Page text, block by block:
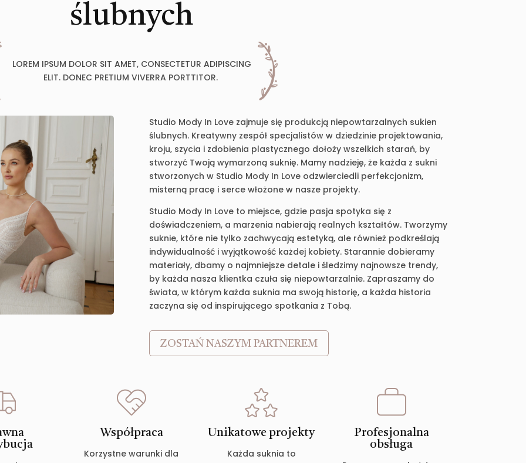
ślubnych
LOREM IPSUM DOLOR SIT AMET, CONSECTETUR ADIPISCING
ELIT. DONEC PRETIUM VIVERRA PORTTITOR.
Studio Mody In Love zajmuje się produkcją niepowtarzalnych sukien
ślubnych. Kreatywny zespół specjalistów w dziedzinie projektowania,
kroju, szycia i zdobienia plastycznego dołoży wszelkich starań, by
stworzyć Twoją wymarzoną suknię. Mamy nadzieję, że każda z sukni
stworzonych w Studio Mody In Love odzwierciedli perfekcjonizm,
misterną pracę i serce włożone w nasze projekty.
Studio Mody In Love to miejsce, gdzie pasja spotyka się z
doświadczeniem, a marzenia nabierają realnych kształtów. Tworzymy
suknie, które nie tylko zachwycają estetyką, ale również podkreślają
indywidualność i wyjątkowość każdej kobiety. Starannie dobieramy
materiały, dbamy o najmniejsze detale i śledzimy najnowsze trendy,
by każda nasza klientka czuła się niepowtarzalnie. Zapraszamy do
świata, w którym każda suknia ma swoją historię, a każda historia
zaczyna się od inspirującego spotkania z Tobą.
ZOSTAŃ NASZYM PARTNEREM
Współpraca
Korzystne warunki dla
Unikatowe projekty
Każda suknia to
Profesjonalna
obsługa